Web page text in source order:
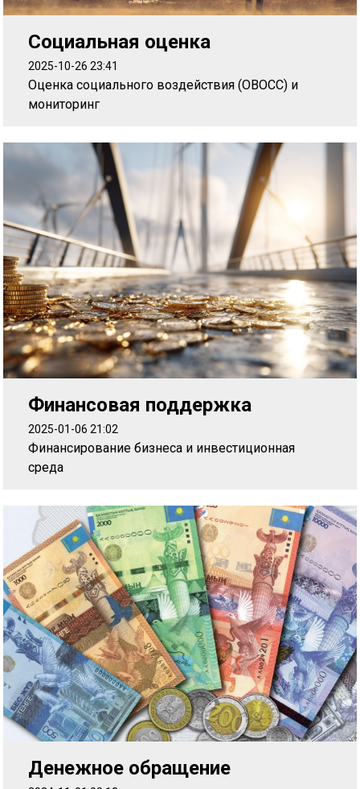
Социальная оценка
2025-10-26 23:41
Оценка социального воздействия (ОВОСС) и
мониторинг
Финансовая поддержка
2025-01-06 21:02
Финансирование бизнеса и инвестиционная
среда
Денежное обращение